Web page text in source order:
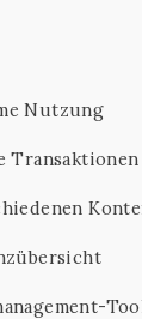
Nutzung
Transaktionen